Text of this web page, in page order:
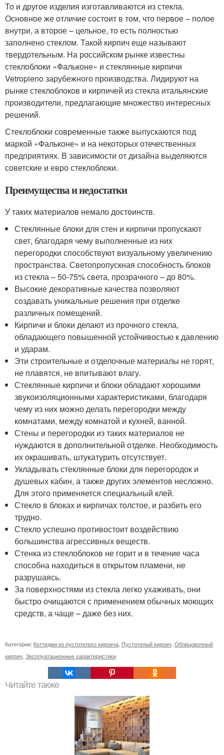
То и другое изделия изготавливаются из стекла.
Основное же отличие состоит в том, что первое – полое
внутри, а второе – цельное, то есть полностью
заполнено стеклом. Такой кирпич еще называют
твердотельным. На российском рынке известны
стеклоблоки «Фальконе» и стеклянные кирпичи
Vetropieno зарубежного производства. Лидируют на
рынке стеклоблоков и кирпичей из стекла итальянские
производители, предлагающие множество интересных
решений.
Стеклоблоки современные также выпускаются под
маркой «Фальконе» и на некоторых отечественных
предприятиях. В зависимости от дизайна выделяются
советские и евро стеклоблоки.
Преимущества и недостатки
У таких материалов немало достоинств.
Стеклянные блоки для стен и кирпичи пропускают
свет, благодаря чему выполненные из них
перегородки способствуют визуальному увеличению
пространства. Светопропускная способность блоков
из стекла – 50-75% света, прозрачного – до 80%.
Высокие декоративные качества позволяют
создавать уникальные решения при отделке
различных помещений.
Кирпичи и блоки делают из прочного стекла,
обладающего повышенной устойчивостью к давлению
и ударам.
Эти строительные и отделочные материалы не горят,
не плавятся, не впитывают влагу.
Стеклянные кирпичи и блоки обладают хорошими
звукоизоляционными характеристиками, благодаря
чему из них можно делать перегородки между
комнатами, между комнатой и кухней, ванной.
Стены и перегородки из таких материалов не
нуждаются в дополнительной отделке. Необходимость
их окрашивать, штукатурить отсутствует.
Укладывать стеклянные блоки для перегородок и
душевых кабин, а также других элементов несложно.
Для этого применяется специальный клей.
Стекло в блоках и кирпичах толстое, и разбить его
трудно.
Стекло успешно противостоит воздействию
большинства агрессивных веществ.
Стенка из стеклоблоков не горит и в течение часа
способна находиться в открытом пламени, не
разрушаясь.
За поверхностями из стекла легко ухаживать, они
быстро очищаются с применением обычных моющих
средств, а чаще – даже без них.
Категории: Коттеджи из пустотелого кирпича, Пустотелый кирпич, Облицовочный
кирпич, Эксплуатационные характеристики
Читайте также